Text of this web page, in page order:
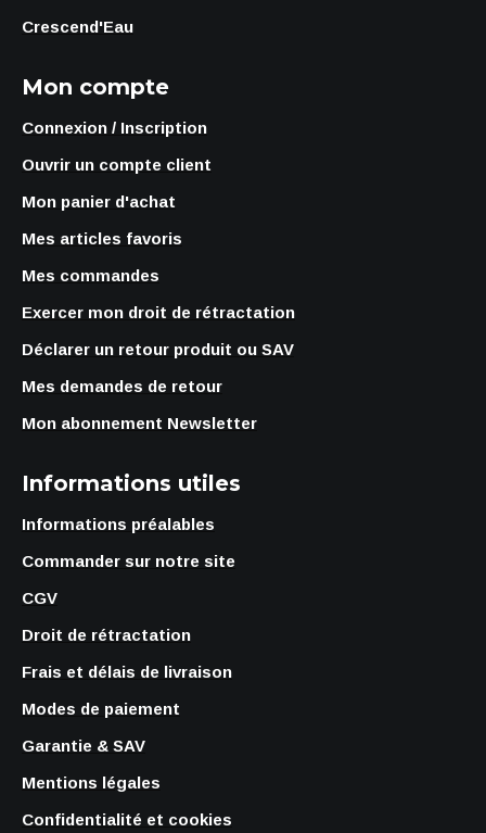
Crescend'Eau
Mon compte
Connexion / Inscription
Ouvrir un compte client
Mon panier d'achat
Mes articles favoris
Mes commandes
Exercer mon droit de rétractation
Déclarer un retour produit ou SAV
Mes demandes de retour
Mon abonnement Newsletter
Informations utiles
Informations préalables
Commander sur notre site
CGV
Droit de rétractation
Frais et délais de livraison
Modes de paiement
Garantie & SAV
Mentions légales
Confidentialité et cookies